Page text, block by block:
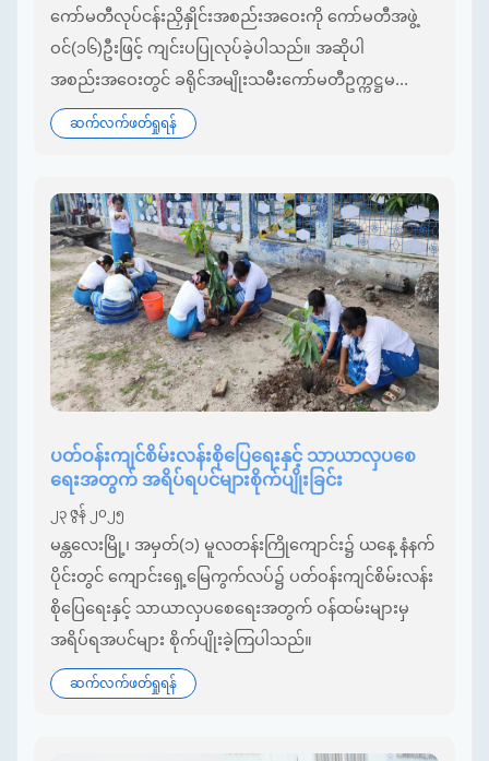
ကော်မတီလုပ်ငန်းညှိနှိုင်းအစည်းအဝေးကို ကော်မတီအဖွဲ့
ဝင်(၁၆)ဦးဖြင့် ကျင်းပပြုလုပ်ခဲ့ပါသည်။ အဆိုပါ
အစည်းအဝေးတွင် ခရိုင်အမျိုးသမီးကော်မတီဥက္ကဋ္ဌမ...
ဆက်လက်ဖတ်ရှုရန်
ပတ်ဝန်းကျင်စိမ်းလန်းစိုပြေရေးနှင့် သာယာလှပစေ
ရေးအတွက် အရိပ်ရပင်များစိုက်ပျိုးခြင်း
၂၃ ဇွန် ၂၀၂၅
မန္တလေးမြို့၊ အမှတ်(၁) မူလတန်းကြိုကျောင်း၌ ယနေ့ နံနက်
ပိုင်းတွင် ကျောင်းရှေ့မြေကွက်လပ်၌ ပတ်ဝန်းကျင်စိမ်းလန်း
စိုပြေရေးနှင့် သာယာလှပစေရေးအတွက် ဝန်ထမ်းများမှ
အရိပ်ရအပင်များ စိုက်ပျိုးခဲ့ကြပါသည်။
ဆက်လက်ဖတ်ရှုရန်